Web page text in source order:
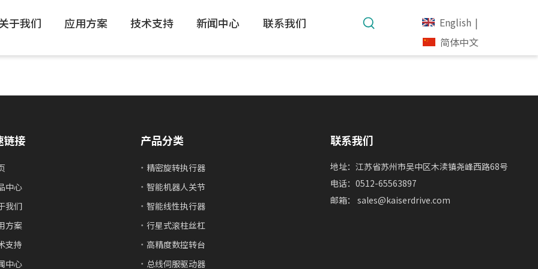
于我们 应用方案 技术支持 新闻中心 联系我们 English |
简体中文
链接
中心
我们
方案
支持
中心
产品分类
精密旋转执行器
智能机器人关节
智能线性执行器
行星式滚柱丝杠
高精度数控转台
总线伺服驱动器
联系我们
地址：江苏省苏州市吴中区木渎镇尧峰西路68号
电话：0512-65563897
邮箱： sales@kaiserdrive.com